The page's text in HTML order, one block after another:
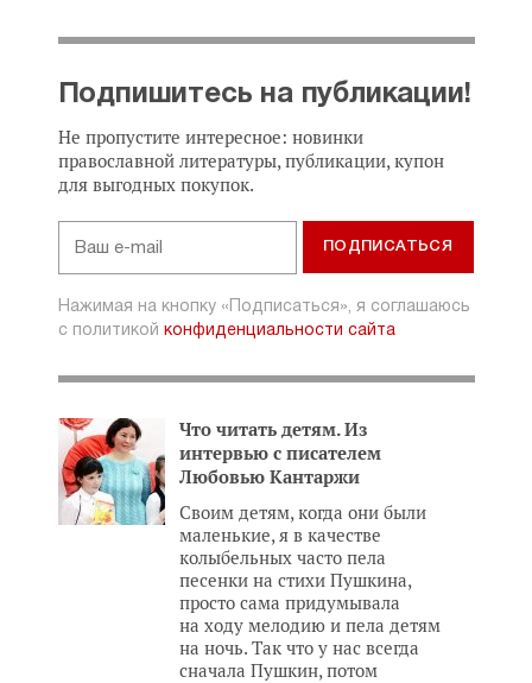
Подпишитесь на публикации!
Не пропустите интересное: новинки
православной литературы, публикации, купон
для выгодных покупок.
Нажимая на кнопку «Подписаться», я соглашаюсь
с политикой конфиденциальности сайта
Что читать детям. Из
интервью с писателем
Любовью Кантаржи
Своим детям, когда они были
маленькие, я в качестве
колыбельных часто пела
песенки на стихи Пушкина,
просто сама придумывала
на ходу мелодию и пела детям
на ночь. Так что у нас всегда
сначала Пушкин, потом